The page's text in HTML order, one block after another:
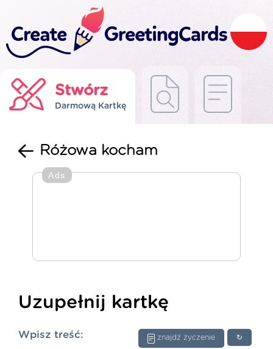
Stwórz
Darmową Kartkę
Różowa kocham
Ads
Uzupełnij kartkę
↻
znajdź życzenie
Wpisz treść: